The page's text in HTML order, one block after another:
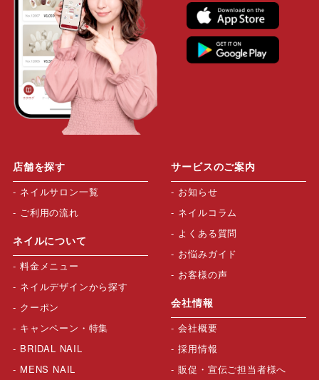
店舗を探す
ネイルサロン一覧
ご利用の流れ
ネイルについて
料金メニュー
ネイルデザインから探す
クーポン
キャンペーン・特集
BRIDAL NAIL
MENS NAIL
サービスのご案内
お知らせ
ネイルコラム
よくある質問
お悩みガイド
お客様の声
会社情報
会社概要
採用情報
販促・宣伝ご担当者様へ